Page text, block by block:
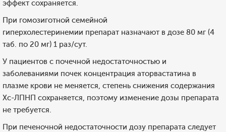
эффект сохраняется.
При гомозиготной семейной
гиперхолестеринемии препарат назначают в дозе 80 мг (4
таб. по 20 мг) 1 раз/сут.
У пациентов с почечной недостаточностью и
заболеваниями почек концентрация аторвастатина в
плазме крови не меняется, степень снижения содержания
Хс-ЛПНП сохраняется, поэтому изменение дозы препарата
не требуется.
При печеночной недостаточности дозу препарата следует